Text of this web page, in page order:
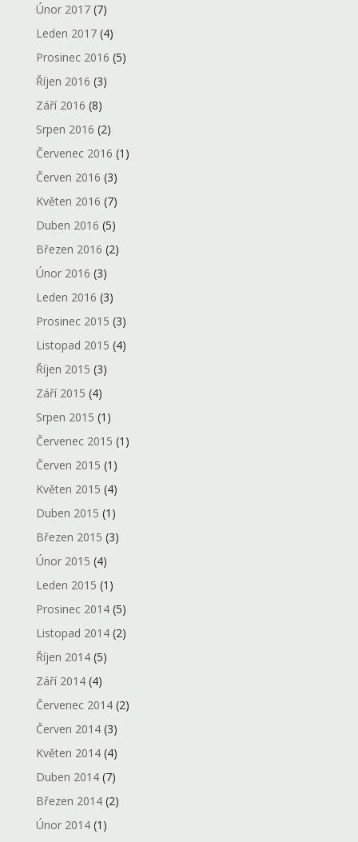
Únor 2017(7)
Leden 2017(4)
Prosinec 2016 (5)
Říjen 2016 (3)
Září 2016 (8)
Srpen 2016 (2)
Červenec 2016 (1)
Červen 2016 (3)
Květen 2016 (7)
Duben 2016 (5)
Březen 2016 (2)
Únor 2016 (3)
Leden 2016 (3)
Prosinec 2015 (3)
Listopad 2015 (4)
Říjen 2015 (3)
Září 2015 (4)
Srpen 2015 (1)
Červenec 2015 (1)
Červen 2015 (1)
Květen 2015 (4)
Duben 2015 (1)
Březen 2015 (3)
Únor 2015 (4)
Leden 2015 (1)
Prosinec 2014(5)
Listopad 2014(2)
Říjen 2014(5)
Září 2014(4)
Červenec 2014(2)
Červen 2014(3)
Květen 2014(4)
Duben 2014(7)
Březen 2014(2)
Únor 2014(1)